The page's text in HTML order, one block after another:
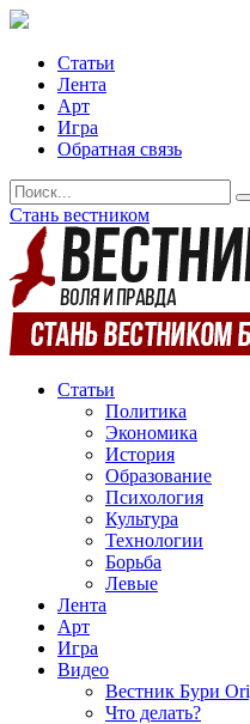
Статьи
Лента
Арт
Игра
Обратная связь
Стань вестником
Статьи
Политика
Экономика
История
Образование
Психология
Культура
Технологии
Борьба
Левые
Лента
Арт
Игра
Видео
Вестник Бури
Что делать?